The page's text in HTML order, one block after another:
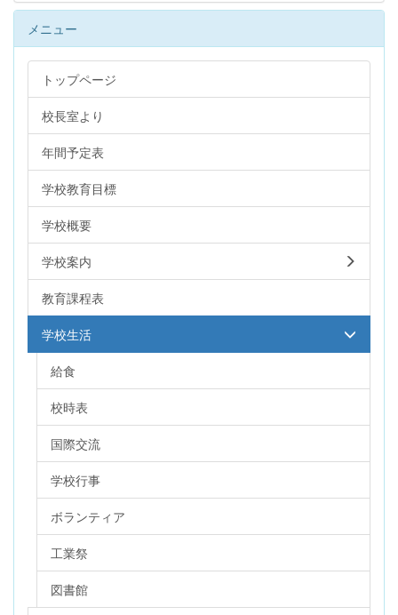
メニュー
トップページ
校長室より
年間予定表
学校教育目標
学校概要
学校案内
教育課程表
学校生活
給食
校時表
国際交流
学校行事
ボランティア
工業祭
図書館